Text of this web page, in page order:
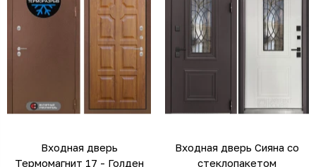
Входная дверь
Термомагнит 17 - Голден
Входная дверь Сияна со
стеклопакетом